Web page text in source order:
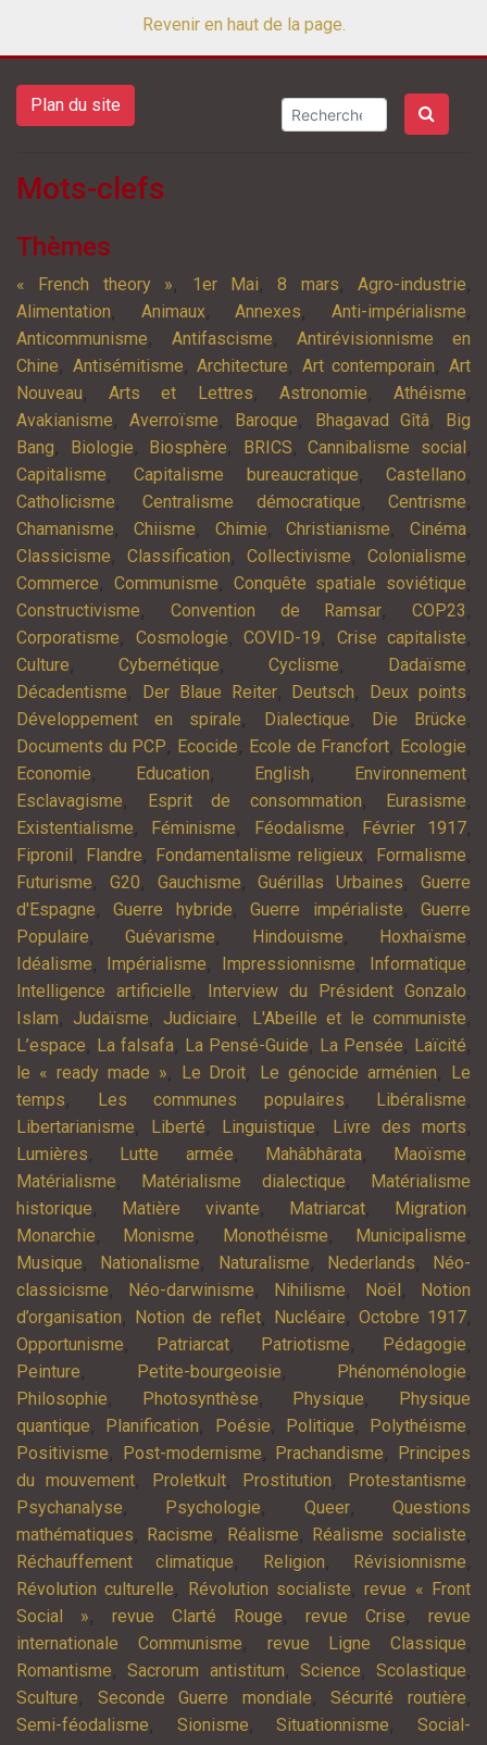
Revenir en haut de la page.
Plan du site
Mots-clefs
Thèmes
« French theory », 1er Mai,8 mars, Agro-industrie,
Alimentation, Animaux,Annexes,Anti-impérialisme,
Anticommunisme, Antifascisme, Antirévisionnisme en
Chine, Antisémitisme,Architecture, Art contemporain,Art
Nouveau,Arts et Lettres, Astronomie,Athéisme,
Avakianisme,Averroïsme, Baroque, Bhagavad Gîtâ,
Big
Bang, Biologie, Biosphère, BRICS,Cannibalisme social ,
Capitalisme,Capitalisme bureaucratique,Castellano,
Catholicisme,Centralisme démocratique,Centrisme,
Chamanisme, Chiisme, Chimie,Christianisme, Cinéma,
Classicisme, Classification, Collectivisme, Colonialisme,
Commerce, Communisme, Conquête spatiale soviétique,
Constructivisme, Convention de Ramsar, COP23 ,
Corporatisme, Cosmologie, COVID-19, Crise capitaliste,
Culture, Cybernétique, Cyclisme, Dadaïsme,
Décadentisme, Der Blaue Reiter, Deutsch, Deux points,
Développement en spirale, Dialectique, Die Brücke,
Documents du PCP, Ecocide, Ecole de Francfort, Ecologie,
Economie, Education, English, Environnement,
Esclavagisme, Esprit de consommation, Eurasisme,
Existentialisme, Féminisme, Féodalisme, Février 1917,
Fipronil , Flandre, Fondamentalisme religieux, Formalisme,
Futurisme, G20, Gauchisme,Guérillas Urbaines,Guerre
d'Espagne,Guerre hybride,Guerre impérialiste,Guerre
Populaire,Guévarisme, Hindouisme, Hoxhaïsme,
Idéalisme, Impérialisme, Impressionnisme, Informatique,
Intelligence artificielle, Interview du Président Gonzalo,
Islam, Judaïsme, Judiciaire, L'Abeille et le communiste,
L’espace, La falsafa, La Pensé-Guide, La Pensée, Laïcité,
le « ready made », Le Droit, Le génocide arménien,
Le
temps, Les communes populaires, Libéralisme,
Libertarianisme, Liberté, Linguistique, Livre des morts,
Lumières, Lutte armée, Mahâbhârata, Maoïsme,
Matérialisme, Matérialisme dialectique,
Matérialisme
historique, Matière vivante, Matriarcat, Migration,
Monarchie, Monisme, Monothéisme, Municipalisme,
Musique, Nationalisme, Naturalisme, Nederlands,
Néo-
classicisme, Néo-darwinisme, Nihilisme, Noël ,
Notion
d’organisation, Notion de reflet, Nucléaire, Octobre 1917,
Opportunisme, Patriarcat, Patriotisme, Pédagogie,
Peinture, Petite-bourgeoisie, Phénoménologie,
Philosophie, Photosynthèse, Physique,
Physique
quantique, Planification, Poésie, Politique, Polythéisme,
Positivisme, Post-modernisme, Prachandisme,
Principes
du mouvement, Proletkult, Prostitution, Protestantisme,
Psychanalyse, Psychologie, Queer,Questions
mathématiques, Racisme, Réalisme, Réalisme socialiste,
Réchauffement climatique, Religion, Révisionnisme,
Révolution culturelle, Révolution socialiste,revue « Front
Social », revue Clarté Rouge, revue Crise, revue
internationale Communisme, revue Ligne Classique,
Romantisme,Sacrorum antistitum, Science, Scolastique,
Sculture, Seconde Guerre mondiale,Sécurité routière,
Semi-féodalisme, Sionisme,Situationnisme,Social-